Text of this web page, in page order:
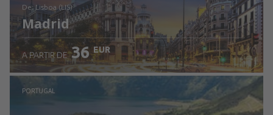
de: Lisboa (LIS)
Madrid
Ver detalhes
A PARTIR DE 36 EUR
PORTUGAL